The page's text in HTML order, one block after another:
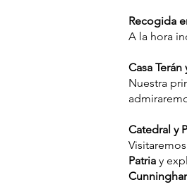
Recogida
A la hora
Casa
Nuestra
Catedral y
Patria y